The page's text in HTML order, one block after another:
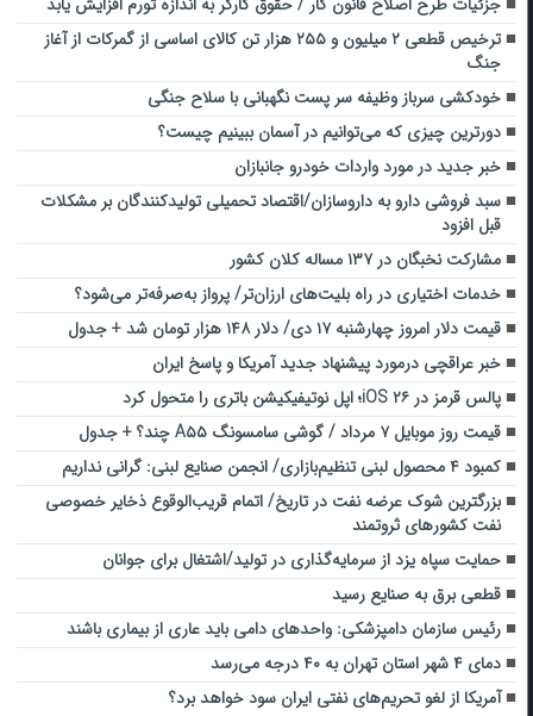
ترخیص قطعی ۲ میلیون و ۲۵۵ هزار تن کالای اساسی از گمرکات از آغاز
جنگ
خودکشی سرباز وظیفه سر پست نگهبانی با سلاح جنگی
دورترین چیزی که می‌توانیم در آسمان ببینیم چیست؟
خبر جدید در مورد واردات خودرو جانبازان
سبد فروشی دارو به داروسازان/اقتصاد تحمیلی تولیدکنندگان بر مشکلات
قبل افزود
مشارکت نخبگان در ۱۳۷ مساله کلان کشور
خدمات اختیاری در راه بلیت‌های ارزان‌تر/ پرواز به‌صرفه‌تر می‌شود؟
قیمت دلار امروز چهارشنبه ۱۷ دی/ دلار ۱۴۸ هزار‌ تومان شد + جدول
خبر عراقچی درمورد پیشنهاد جدید آمریکا و پاسخ ایران
پالس قرمز در iOS ۲۶؛ اپل نوتیفیکیشن باتری را متحول کرد
قیمت روز موبایل ۷ مرداد / گوشی سامسونگ A۵۵ چند؟ + جدول
کمبود ۴ محصول لبنی تنظیم‌بازاری/ انجمن صنایع لبنی: گرانی نداریم
بزرگترین شوک عرضه نفت در تاریخ/ اتمام قریب‌الوقوع ذخایر خصوصی
نفت کشور‌های ثروتمند
حمایت سپاه یزد از سرمایه‌گذاری در تولید‌/اشتغال برای جوانان‌
قطعی برق به صنایع رسید
رئیس سازمان دامپزشکی: واحد‌های دامی باید عاری از بیماری باشند
دمای ۴ شهر استان تهران به ۴۰ درجه می‌رسد
آمریکا از لغو تحریم‌های نفتی ایران سود خواهد برد؟